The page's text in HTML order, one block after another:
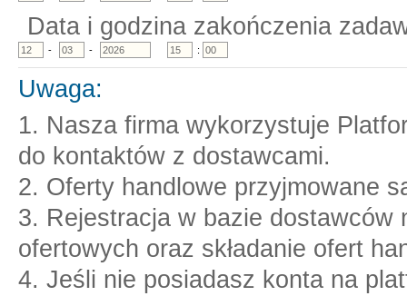
Data i godzina zakończenia
- - :
Uwaga:
1. Nasza firma wykorzystuje
do kontaktów z dostawcami.
2. Oferty handlowe przyjmowane
3. Rejestracja w bazie dostawców
ofertowych oraz składanie ofert
4. Jeśli nie posiadasz konta na